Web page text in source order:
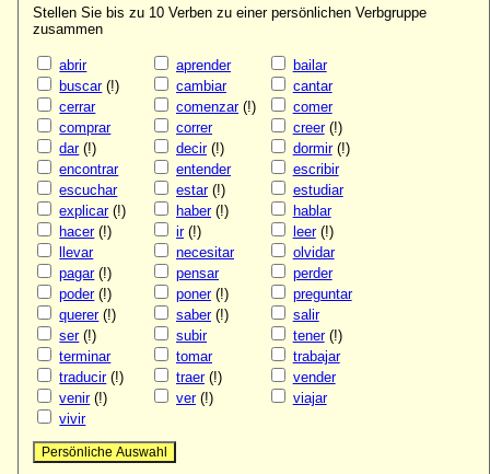
Stellen Sie bis zu 10 Verben zu einer persönlichen Verbgruppe
zusammen
abrir aprender
bailar
buscar(!) cambiar
cantar
cerrar
comenzar(!)
comer
comprar
correr creer(!)
dar(!) decir(!) dormir(!)
encontrar
entender
escribir
escuchar
estar(!)
estudiar
explicar(!) haber(!)
hablar
hacer(!) ir(!) leer(!)
llevar
necesitar
olvidar
pagar(!) pensar
perder
poder(!) poner(!)
preguntar
querer(!) saber(!)
salir
ser(!) subir tener(!)
terminar
tomar
trabajar
traducir(!) traer(!)
vender
venir(!) ver(!)
viajar
vivir